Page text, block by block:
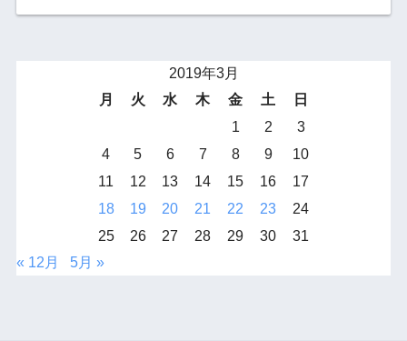
2019年3月
月
火 水 木 金 土
日
1
2
3
4
5 6 7 8 9
10
11
12 13 14 15 16
17
18
19 20 21 22 23
24
25
26 27 28 29 30
31
« 12月
5月 »